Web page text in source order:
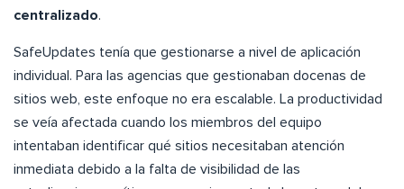
centralizado.
SafeUpdates tenía que gestionarse a nivel de aplicación
individual. Para las agencias que gestionaban docenas de
sitios web, este enfoque no era escalable. La productividad
se veía afectada cuando los miembros del equipo
intentaban identificar qué sitios necesitaban atención
inmediata debido a la falta de visibilidad de las